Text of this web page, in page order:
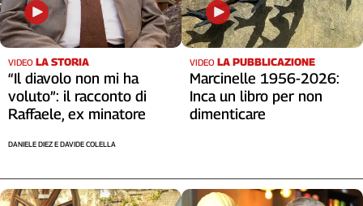
Archivio
Storico
1955-
2014
Cerca
La
VIDEO LA STORIA
“Il diavolo non mi ha
voluto”: il racconto di
Raffaele, ex minatore
DANIELE DIEZ E DAVIDE COLELLA
VIDEO LA PUBBLICAZIONE
Marcinelle 1956-2026:
Inca un libro per non
dimenticare